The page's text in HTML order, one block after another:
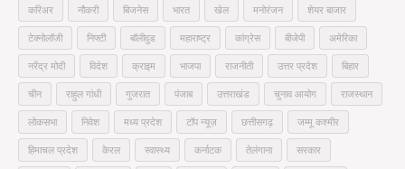
करिअर नौकरी बिजनेस भारत खेल मनोरंजन शेयर बाजार
टेक्नोलॉजी निफ्टी बॉलीवुड महाराष्ट्र कांग्रेस बीजेपी अमेरिका
नरेंद्र मोदी विदेश क्राइम भाजपा राजनीती उत्तर प्रदेश बिहार
चीन राहुल गांधी गुजरात पंजाब उत्तराखंड चुनाव आयोग राजस्थान
लोकसभा निवेश मध्य प्रदेश टॉप न्यूज़ छत्तीसगढ़ जम्मू कश्मीर
हिमाचल प्रदेश केरल स्वास्थ्य कर्नाटक तेलंगाना सरकार